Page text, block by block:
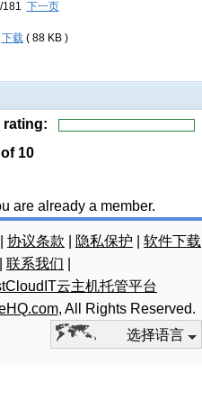
下一页
下载 ( 88 KB )
rating:
10
are already a member.
协议条款 隐私保护
软件下载
联系我们
云主机托管平台
, All Rights Reserved.
选择语言